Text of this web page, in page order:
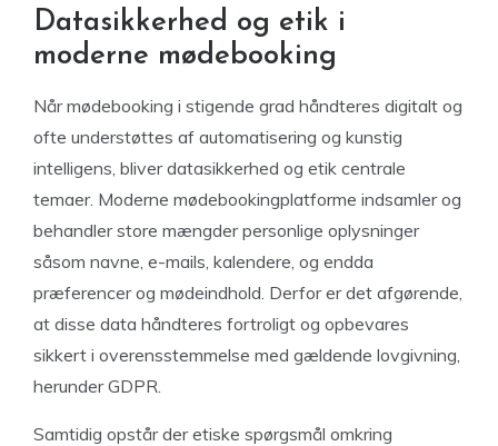
Datasikkerhed og etik i
moderne mødebooking
Når mødebooking i stigende grad håndteres digitalt og
ofte understøttes af automatisering og kunstig
intelligens, bliver datasikkerhed og etik centrale
temaer. Moderne mødebookingplatforme indsamler og
behandler store mængder personlige oplysninger
såsom navne, e-mails, kalendere, og endda
præferencer og mødeindhold. Derfor er det afgørende,
at disse data håndteres fortroligt og opbevares
sikkert i overensstemmelse med gældende lovgivning,
herunder GDPR.
Samtidig opstår der etiske spørgsmål omkring